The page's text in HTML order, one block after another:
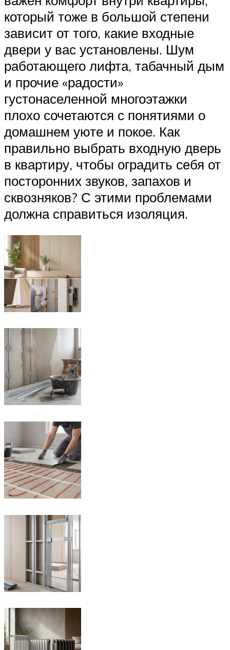
который тоже в большой степени
зависит от того, какие входные
двери у вас установлены. Шум
работающего лифта, табачный дым
и прочие «радости»
густонаселенной многоэтажки
плохо сочетаются с понятиями о
домашнем уюте и покое. Как
правильно выбрать входную дверь
в квартиру, чтобы оградить себя от
посторонних звуков, запахов и
сквозняков? С этими проблемами
должна справиться изоляция.